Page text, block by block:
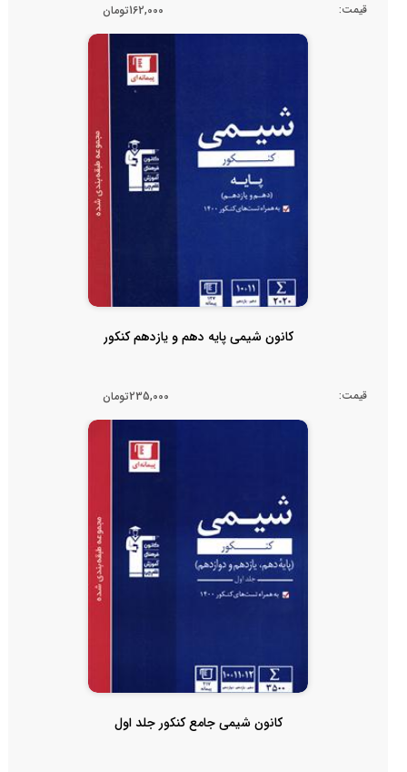
قیمت: 162,000تومان
کانون شیمی پایه دهم و یازدهم کنکور
قیمت: 235,000تومان
کانون شیمی جامع کنکور جلد اول